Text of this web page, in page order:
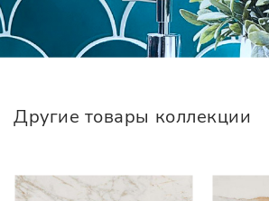
Другие товары коллекции